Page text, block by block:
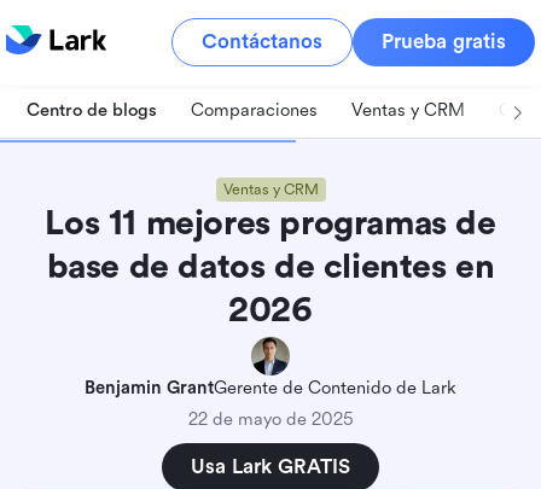
Contáctanos Prueba gratis
Centro de blogs Comparaciones Ventas y CRM
Ventas y CRM
Los 11 mejores programas de
base de datos de clientes en
2026
Benjamin GrantGerente de Contenido de Lark
22 de mayo de 2025
Usa Lark GRATIS